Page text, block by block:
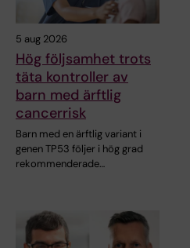
5 aug 2026
Hög följsamhet trots
täta kontroller av
barn med ärftlig
cancerrisk
Barn med en ärftlig variant i
genen TP53 följer i hög grad
rekommenderade…